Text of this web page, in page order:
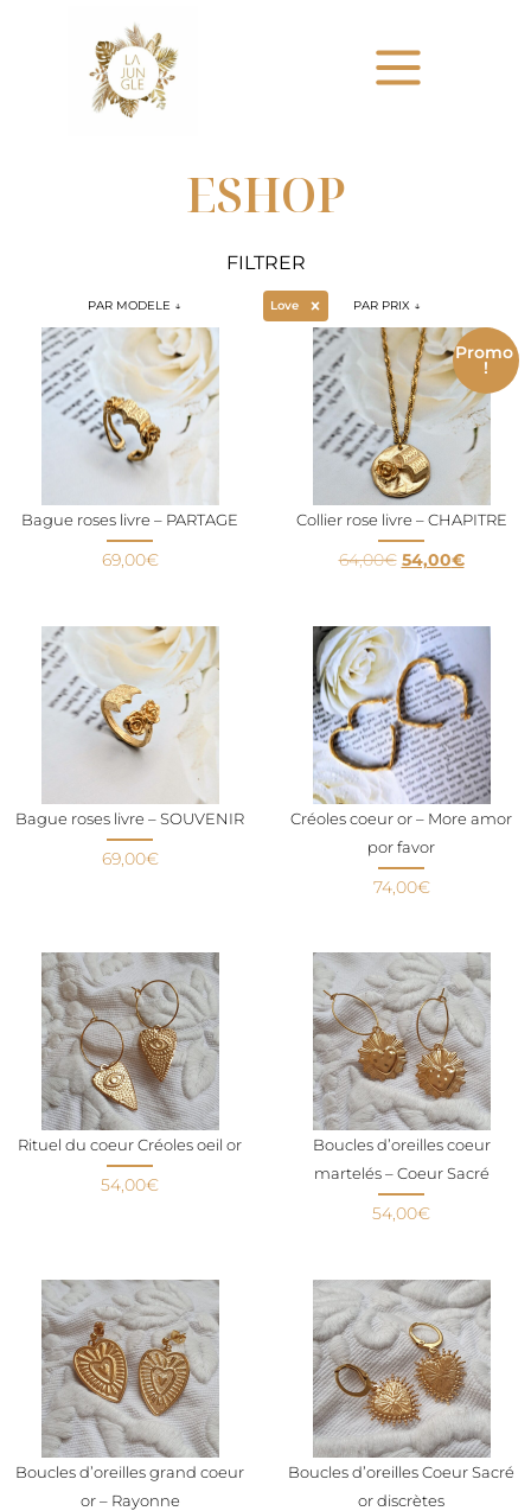
ESHOP
FILTRER
MODELE
Sélectionnez le contenu
Sélectionnez le contenu THEMES
Sélectionnez le contenu
Love Sélectionnez le contenu
PRIX
Sélectionnez le contenu
Bague roses livre – PARTAGE
69,00€
Collier rose livre – CHAPITRE
Promo
!
64,00€ 54,00€
Bague roses livre – SOUVENIR
69,00€
Créoles coeur or – More amor
por favor
74,00€
Rituel du coeur Créoles oeil or
54,00€
Boucles d’oreilles coeur
martelés – Coeur Sacré
54,00€
Boucles d’oreilles grand coeur
or – Rayonne
Boucles d’oreilles Coeur Sacré
or discrètes